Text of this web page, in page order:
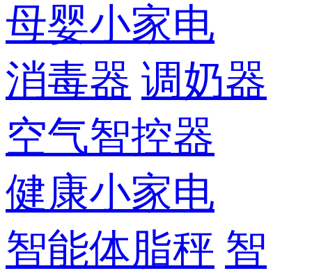
母婴小家电
消毒器 调奶器
空气智控器
健康小家电
智能体脂秤 智